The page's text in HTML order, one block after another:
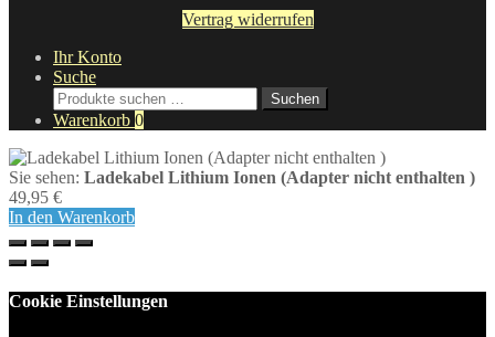
Vertrag widerrufen
Ihr Konto
Suche
Suche
nach:
Suchen
Warenkorb 0
Sie sehen: Ladekabel Lithium Ionen (Adapter nicht enthalten )
49,95 €
In den Warenkorb
Cookie Einstellungen